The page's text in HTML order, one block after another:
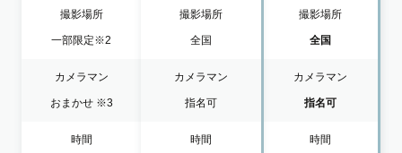
撮影場所
一部限定※2
カメラマン
おまかせ ※3
時間
撮影場所
全国
カメラマン
指名可
時間
撮影場所
全国
カメラマン
指名可
時間